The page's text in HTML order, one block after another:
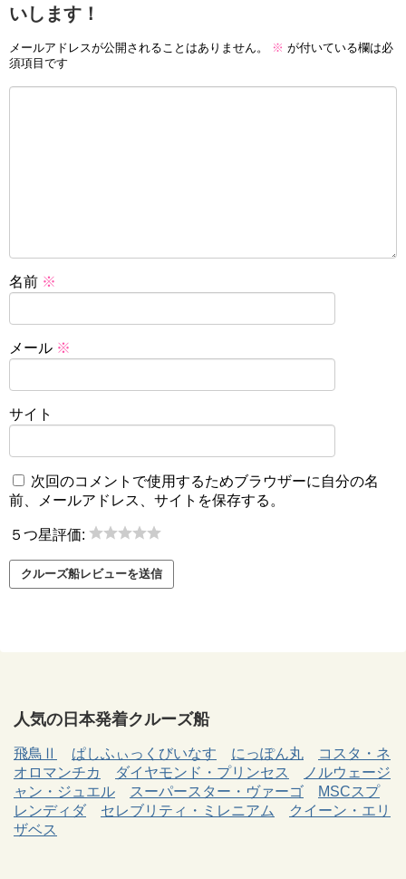
いします！
メールアドレスが公開されることはありません。 ※ が付いている欄は必
須項目です
名前 ※
メール ※
サイト
次回のコメントで使用するためブラウザーに自分の名
前、メールアドレス、サイトを保存する。
５つ星評価:
人気の日本発着クルーズ船
飛鳥Ⅱ ぱしふぃっくびいなす にっぽん丸
コスタ・ネ
オロマンチカ
ダイヤモンド・プリンセス
ノルウェージ
ャン・ジュエル
スーパースター・ヴァーゴ
MSCスプ
レンディダ
セレブリティ・ミレニアム
クイーン・エリ
ザベス